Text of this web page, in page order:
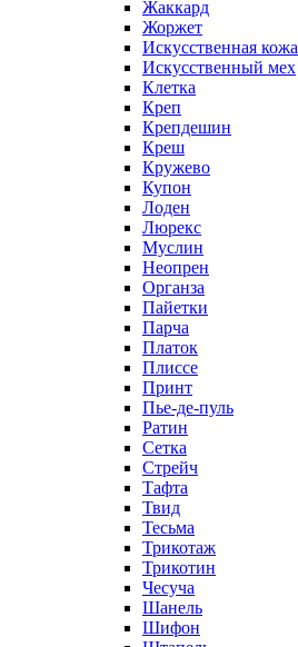
Жаккард
Жоржет
Искусственная кожа
Искусственный мех
Клетка
Креп
Крепдешин
Креш
Кружево
Купон
Лоден
Люрекс
Муслин
Неопрен
Органза
Пайетки
Парча
Платок
Плиссе
Принт
Пье-де-пуль
Ратин
Сетка
Стрейч
Тафта
Твид
Тесьма
Трикотаж
Трикотин
Чесуча
Шанель
Шифон